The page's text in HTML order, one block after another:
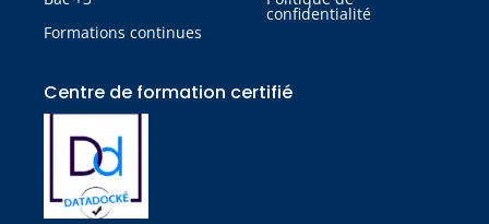
Formations continues
confidentialité
Centre de formation certifié​